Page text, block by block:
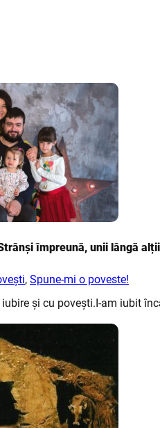
împreună, unii lângă
, Spune-mi o poveste!
și cu povești.I-am iubit